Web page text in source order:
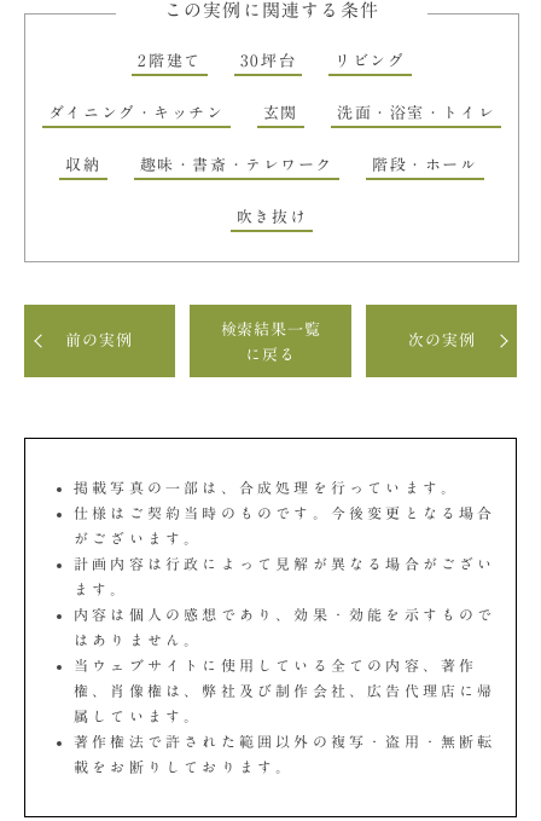
この実例に関連する条件
2階建て 30坪台 リビング
ダイニング・キッチン 玄関 洗面・浴室・トイレ
収納 趣味・書斎・テレワーク 階段・ホール
吹き抜け
前の実例
検索結果一覧
に戻る
次の実例
掲載写真の一部は、合成処理を行っています。
仕様はご契約当時のものです。今後変更となる場合
がございます。
計画内容は行政によって見解が異なる場合がござい
ます。
内容は個人の感想であり、効果・効能を示すもので
はありません。
当ウェブサイトに使用している全ての内容、著作
権、肖像権は、弊社及び制作会社、広告代理店に帰
属しています。
著作権法で許された範囲以外の複写・盗用・無断転
載をお断りしております。